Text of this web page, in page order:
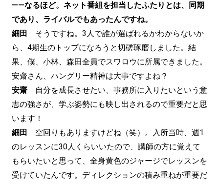
——なるほど。ネット番組を担当したふたりとは、同期
であり、ライバルでもあったんですね。
細田
そうですね。3人で誰が選ばれるかわからないか
ら、4期生のトップになろうと切磋琢磨しました。結
果、僕、小林、森田全員でスワロウに所属できました。
安齋さん、ハングリー精神は大事ですよね？
安齋 自分を成長させたい、事務所に入りたいという意
志の強さが、学ぶ姿勢にも映し出されるので重要だと思
います！
細田
空回りもありますけどね（笑）。入所当時、週1
のレッスンに30人くらいいたので、講師の方に覚えて
もらいたいと思って、全身黄色のジャージでレッスンを
受けていたんです。ディレクションの積み重ねが重要だ